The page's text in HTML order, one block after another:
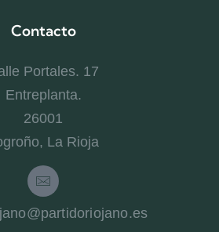
Contacto
Portales. 17
Entreplanta.
26001
La Rioja